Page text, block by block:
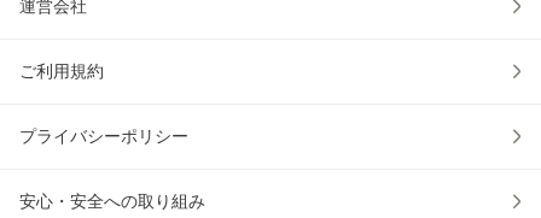
運営会社
ご利用規約
プライバシーポリシー
安心・安全への取り組み